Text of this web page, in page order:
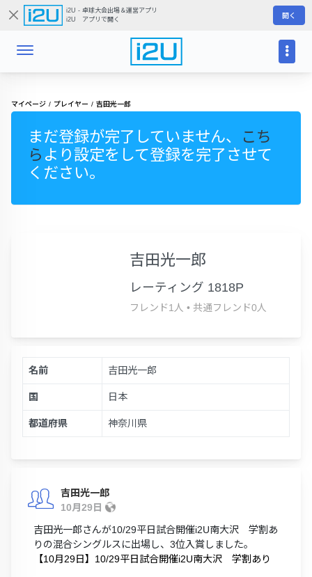
i2U - 卓球大会出場＆運営アプリ
i2U アプリで開く
開く
マイページ プレイヤー 吉田光一郎
まだ登録が完了していません、
こち
ら より設定をして登録を完了させて
ください。
吉田光一郎
レーティング 1818P
フレンド1人 • 共通フレンド0人
名前 吉田光一郎
国 日本
都道府県 神奈川県
吉田光一郎
10月29日
吉田光一郎さんが10/29平日試合開催i2U南大沢 学割あ
りの混合シングルスに出場し、3位入賞しました。
【10月29日】10/29平日試合開催i2U南大沢 学割あり